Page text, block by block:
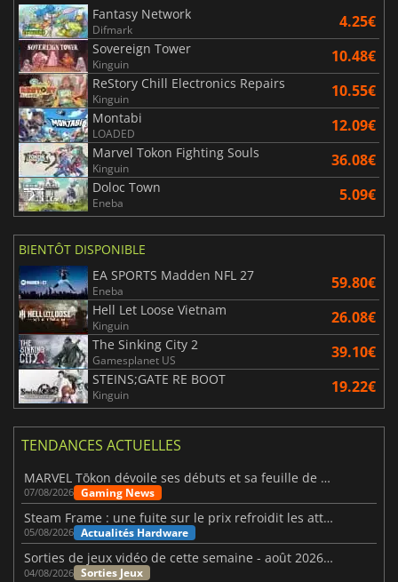
Fantasy Network
Difmark 4.25€
Sovereign Tower
Kinguin 10.48€
ReStory Chill Electronics Repairs
Kinguin 10.55€
Montabi
LOADED 12.09€
Marvel Tokon Fighting Souls
Kinguin 36.08€
Doloc Town
Eneba 5.09€
BIENTÔT DISPONIBLE
EA SPORTS Madden NFL 27
Eneba 59.80€
Hell Let Loose Vietnam
Kinguin 26.08€
The Sinking City 2
Gamesplanet US 39.10€
STEINS;GATE RE BOOT
Kinguin 19.22€
TENDANCES ACTUELLES
MARVEL Tōkon dévoile ses débuts et sa feuille de route
07/08/2026 Gaming News
Steam Frame : une fuite sur le prix refroidit les attentes VR
05/08/2026 Actualités Hardware
Sorties de jeux vidéo de cette semaine - août 2026 (semaine 32)
04/08/2026 Sorties Jeux